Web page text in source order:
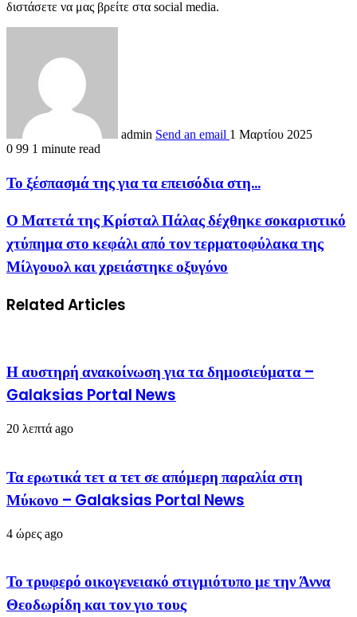
διστάσετε να μας βρείτε στα social media.
admin Send an email 1 Μαρτίου 2025
0 99 1 minute read
Το ξέσπασμά της για τα επεισόδια στη...
Ο Ματετά της Κρίσταλ Πάλας δέχθηκε σοκαριστικό
χτύπημα στο κεφάλι από τον τερματοφύλακα της
Μίλγουολ και χρειάστηκε οξυγόνο
Related Articles
Η αυστηρή ανακοίνωση για τα δημοσιεύματα –
Galaksias Portal News
20 λεπτά ago
Τα ερωτικά τετ α τετ σε απόμερη παραλία στη
Μύκονο – Galaksias Portal News
4 ώρες ago
Το τρυφερό οικογενειακό στιγμιότυπο με την Άννα
Θεοδωρίδη και τον γιο τους